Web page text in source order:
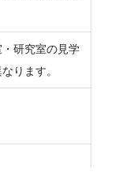
研究室の見学
ります。